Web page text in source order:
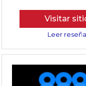
Visitar
Leer reseña